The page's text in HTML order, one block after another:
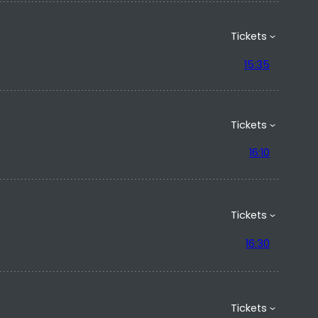
Tickets
15:35
Tickets
16:10
Tickets
16:30
Tickets